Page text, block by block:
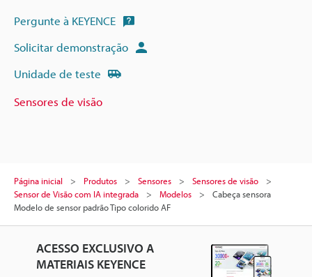
Pergunte à KEYENCE
Solicitar demonstração
Unidade de teste
Sensores de visão
Página inicial Produtos Sensores
Sensores de visão
Sensor de Visão com IA integrada
Modelos
Cabeça sensora
Modelo de sensor padrão Tipo colorido AF
ACESSO EXCLUSIVO A
MATERIAIS KEYENCE